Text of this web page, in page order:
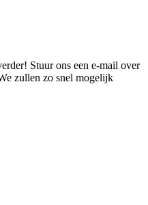
Stuur ons een e-mail over
zullen zo snel mogelijk